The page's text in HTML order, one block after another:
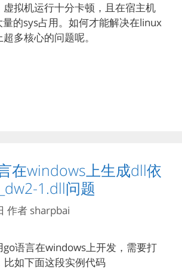
虚拟机运行十分卡顿，且在宿主机
量的sys占用。如何才能解决在linux
多核心的问题呢。
在windows上生成dll依
1.dll问题
作者 sharpbai
go语言在windows上开发，需要打
如下面这段实例代码